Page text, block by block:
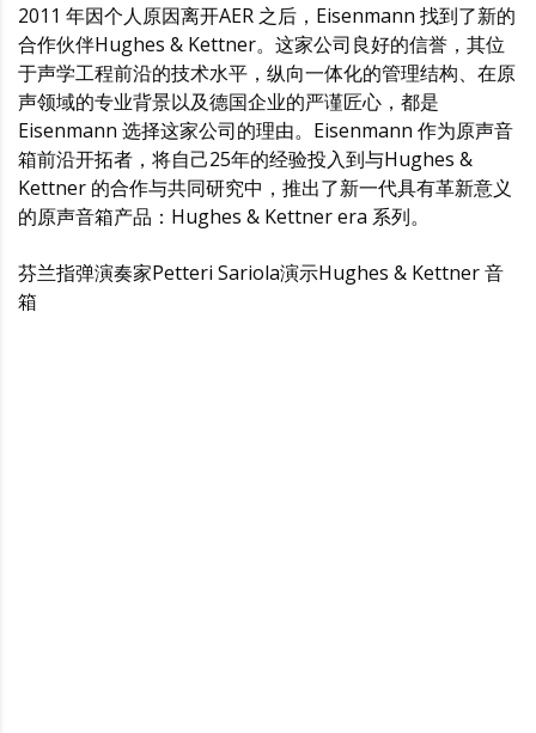
2011 年因个人原因离开AER 之后，Eisenmann 找到了新的
合作伙伴Hughes & Kettner。这家公司良好的信誉，其位
于声学工程前沿的技术水平，纵向一体化的管理结构、在原
声领域的专业背景以及德国企业的严谨匠心，都是
Eisenmann 选择这家公司的理由。Eisenmann 作为原声音
箱前沿开拓者，将自己25年的经验投入到与Hughes &
Kettner 的合作与共同研究中，推出了新一代具有革新意义
的原声音箱产品：Hughes & Kettner era 系列。
芬兰指弹演奏家Petteri Sariola演示Hughes & Kettner 音
箱